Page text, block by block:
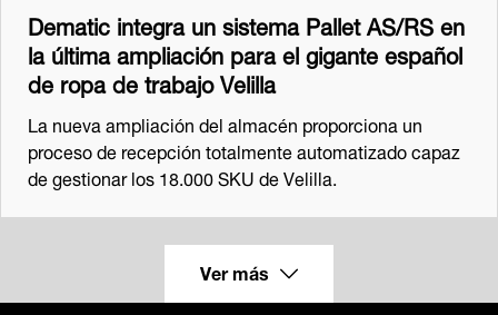
Dematic integra un sistema Pallet AS/RS en
la última ampliación para el gigante español
de ropa de trabajo Velilla
La nueva ampliación del almacén proporciona un
proceso de recepción totalmente automatizado capaz
de gestionar los 18.000 SKU de Velilla.
Ver más